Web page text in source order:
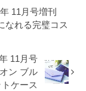
11月号増刊
なれる完璧コス
11月号
ン ブル
ケース